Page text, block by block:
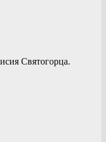
Святогорца.